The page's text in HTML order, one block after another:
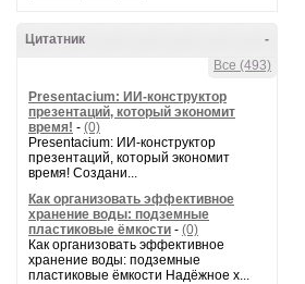
-
Цитатник
Все (493)
Presentacium: ИИ‑конструктор
презентаций, который экономит
время! - (0)
Presentacium: ИИ‑конструктор
презентаций, который экономит
время! Создани...
Как организовать эффективное
хранение воды: подземные
пластиковые ёмкости - (0)
Как организовать эффективное
хранение воды: подземные
пластиковые ёмкости Надёжное х...